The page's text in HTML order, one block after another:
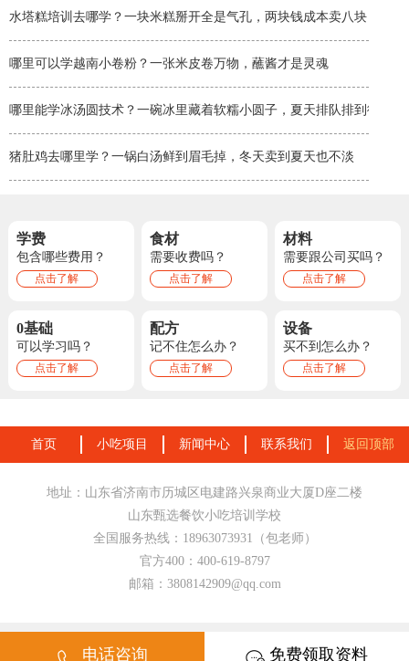
水塔糕培训去哪学？一块米糕掰开全是气孔，两块钱成本卖八块
哪里可以学越南小卷粉？一张米皮卷万物，蘸酱才是灵魂
哪里能学冰汤圆技术？一碗冰里藏着软糯小圆子，夏天排队排到街角
猪肚鸡去哪里学？一锅白汤鲜到眉毛掉，冬天卖到夏天也不淡
学费
包含哪些费用？
点击了解
食材
需要收费吗？
点击了解
材料
需要跟公司买吗？
点击了解
0基础
可以学习吗？
点击了解
配方
记不住怎么办？
点击了解
设备
买不到怎么办？
点击了解
首页 小吃项目 新闻中心 联系我们 返回顶部
地址：山东省济南市历城区电建路兴泉商业大厦D座二楼
山东甄选餐饮小吃培训学校
全国服务热线：18963073931（包老师）
官方400：400-619-8797
邮箱：3808142909@qq.com
电话咨询 免费领取资料